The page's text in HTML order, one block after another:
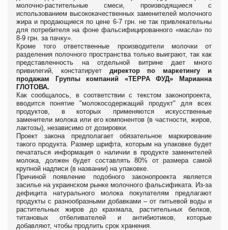
молочно-растительные смеси, производящиеся с
использованием высококачественных заменителей молочного
жира и продающиеся по цене 6-7 грн. не так привлекательны
для потребителя на фоне фальсифицированного «масла» по
8-9 грн. за пачку».
Кроме того ответственные производители молочки от
разделения полочного пространства только выиграют, так как
представленность на отдельной витрине дает много
привилегий, констатирует директор по маркетингу и
продажам Группы компаний «ТЕРРА ФУД» Марианна
ГЛОТОВА.
Как сообщалось, в соответствии с текстом законопроекта,
вводится понятие "молокосодержащий продукт" для всех
продуктов, в которых применяются искусственные
заменители молока или его компонентов (в частности, жиров,
лактозы), независимо от дозировки.
Проект закона предполагает обязательное маркирование
такого продукта. Размер шрифта, которым на упаковке будет
печататься информация о наличии в продукте заменителей
молока, должен будет составлять 80% от размера самой
крупной надписи (в названии) на упаковке.
Причиной появление подобного законопроекта является
засилье на украинском рынке молочного фальсификата. Из-за
дефицита натурального молока покупателям предлагают
продукты с разнообразными добавками – от питьевой воды и
растительных жиров до крахмала, растительных белков,
титановых отбеливателей и антибиотиков, которые
добавляют, чтобы продлить срок хранения.